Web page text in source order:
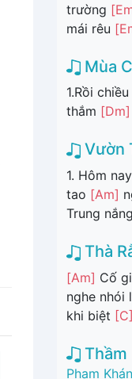
trường
mái rêu
Mùa
1.Rồi
thắm [Dm]
Vườn
1. Hôm
tao [Am]
Trung nắng
Thà
[Am] Cố
nghe nhói
khi biệt [C]
Thầm
Phạm